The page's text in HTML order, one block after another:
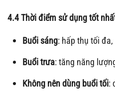
4.4 Thời điểm sử dụng tốt
Buổi sáng: hấp thụ tối
Buổi trưa: tăng năng
Không nên dùng buổi tối: